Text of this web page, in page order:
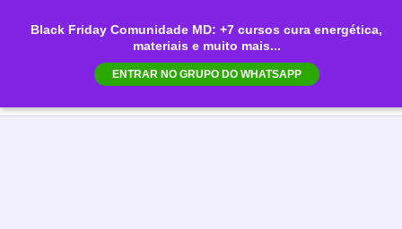
Black Friday Comunidade MD: +7 cursos cura energética,
materiais e muito mais...
ENTRAR NO GRUPO DO WHATSAPP
para